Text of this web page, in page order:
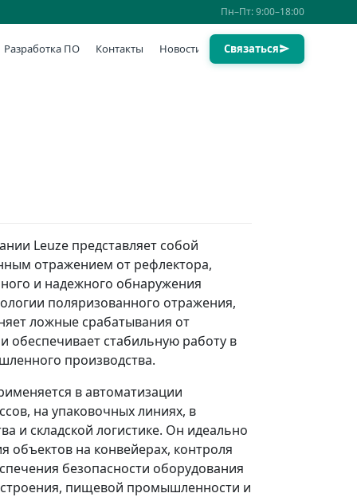
Пн–Пт: 9:00–18:00
Разработка ПО Контакты Новости Связаться
Leuze представляет собой
отражением от рефлектора,
и надежного обнаружения
поляризованного отражения,
ложные срабатывания от
обеспечивает стабильную работу в
производства.
в автоматизации
на упаковочных линиях, в
и складской логистике. Он идеально
объектов на конвейерах, контроля
безопасности оборудования
пищевой промышленности и